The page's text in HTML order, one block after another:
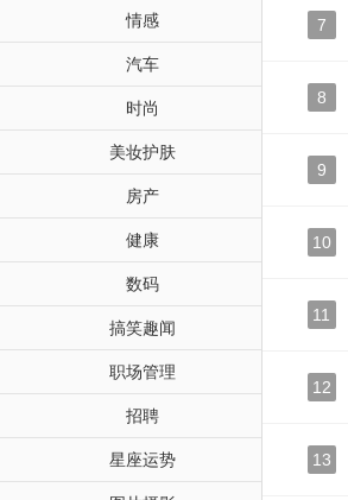
情感
汽车
时尚
美妆护肤
房产
健康
数码
搞笑趣闻
职场管理
招聘
星座运势
7
8
9
10
11
12
13